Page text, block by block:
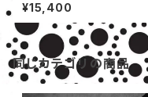
¥15,400
同じカテゴリの商品